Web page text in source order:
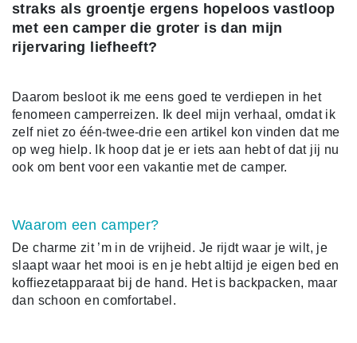
straks als groentje ergens hopeloos vastloop
met een camper die groter is dan mijn
rijervaring liefheeft?
Daarom besloot ik me eens goed te verdiepen in het
fenomeen camperreizen. Ik deel mijn verhaal, omdat ik
zelf niet zo één-twee-drie een artikel kon vinden dat me
op weg hielp. Ik hoop dat je er iets aan hebt of dat jij nu
ook om bent voor een vakantie met de camper.
Waarom een camper?
De charme zit ’m in de vrijheid. Je rijdt waar je wilt, je
slaapt waar het mooi is en je hebt altijd je eigen bed en
koffiezetapparaat bij de hand. Het is backpacken, maar
dan schoon en comfortabel.